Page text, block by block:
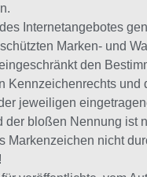
Internetangebotes
Marken- und
den
Kennzeichenrechts und
jeweiligen
der bloßen Nennung ist
Markenzeichen nicht